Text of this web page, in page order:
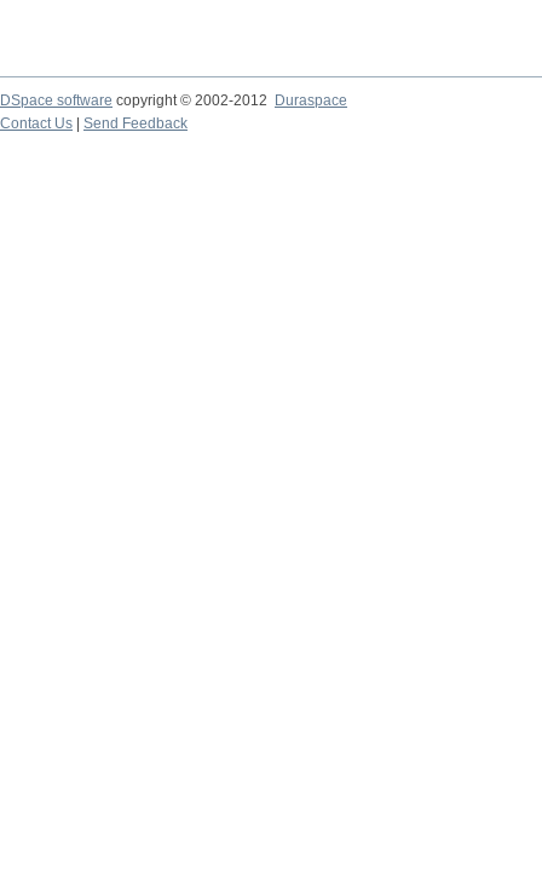
DSpace software copyright © 2002-2012
Duraspace
Contact Us
Send Feedback